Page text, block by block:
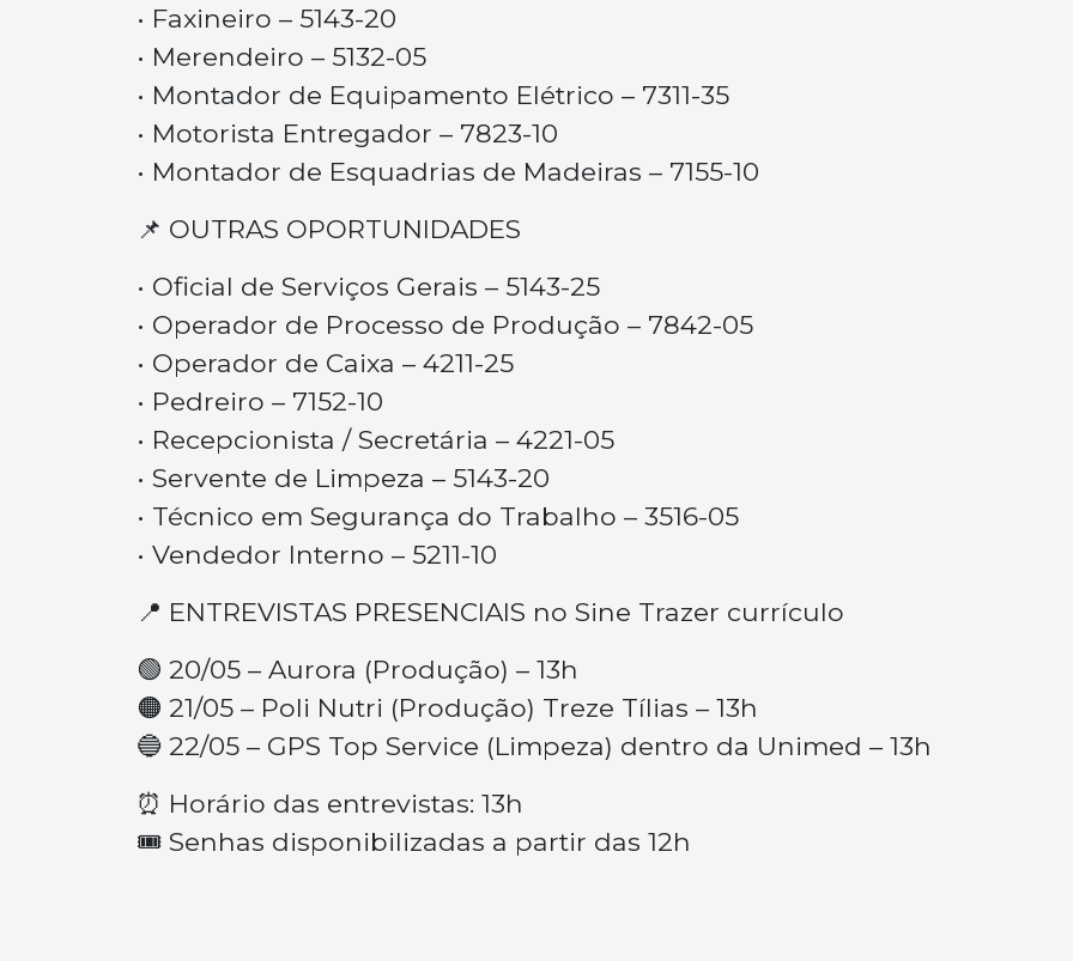
• Faxineiro – 5143-20
• Merendeiro – 5132-05
• Montador de Equipamento Elétrico – 7311-35
• Motorista Entregador – 7823-10
• Montador de Esquadrias de Madeiras – 7155-10
📌 OUTRAS OPORTUNIDADES
• Oficial de Serviços Gerais – 5143-25
• Operador de Processo de Produção – 7842-05
• Operador de Caixa – 4211-25
• Pedreiro – 7152-10
• Recepcionista / Secretária – 4221-05
• Servente de Limpeza – 5143-20
• Técnico em Segurança do Trabalho – 3516-05
• Vendedor Interno – 5211-10
📍 ENTREVISTAS PRESENCIAIS no Sine Trazer currículo
🟢 20/05 – Aurora (Produção) – 13h
🟠 21/05 – Poli Nutri (Produção) Treze Tílias – 13h
🔵 22/05 – GPS Top Service (Limpeza) dentro da Unimed – 13h
⏰ Horário das entrevistas: 13h
🎟️ Senhas disponibilizadas a partir das 12h